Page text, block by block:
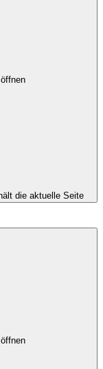
die aktuelle Seite